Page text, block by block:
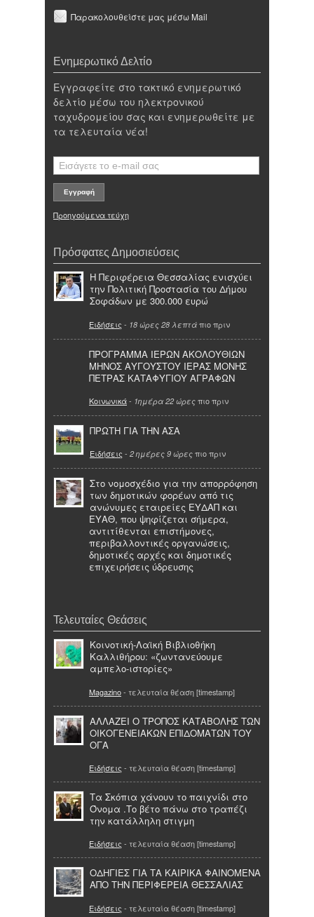
Παρακολουθείστε μας μέσω Mail
Ενημερωτικό Δελτίο
Εγγραφείτε στο τακτικό ενημερωτικό
δελτίο μέσω του ηλεκτρονικού
ταχυδρομείου σας και ενημερωθείτε με
τα τελευταία νέα!
Προηγούμενα τεύχη
Πρόσφατες Δημοσιεύσεις
Η Περιφέρεια Θεσσαλίας ενισχύει
την Πολιτική Προστασία του Δήμου
Σοφάδων με 300.000 ευρώ
Ειδήσεις - 18 ώρες 28 λεπτά πιο πριν
ΠΡΟΓΡΑΜΜΑ ΙΕΡΩΝ ΑΚΟΛΟΥΘΙΩΝ
ΜΗΝΟΣ ΑΥΓΟΥΣΤΟΥ ΙΕΡΑΣ ΜΟΝΗΣ
ΠΕΤΡΑΣ ΚΑΤΑΦΥΓΙΟΥ ΑΓΡΑΦΩΝ
Κοινωνικά- 1ημέρα 22 ώρες πιο πριν
ΠΡΩΤΗ ΓΙΑ ΤΗΝ ΑΣΑ
Ειδήσεις - 2 ημέρες 9 ώρες πιο πριν
Στο νομοσχέδιο για την απορρόφηση
των δημοτικών φορέων από τις
ανώνυμες εταιρείες ΕΥΔΑΠ και
ΕΥΑΘ, που ψηφίζεται σήμερα,
αντιτίθενται επιστήμονες,
περιβαλλοντικές οργανώσεις,
δημοτικές αρχές και δημοτικές
επιχειρήσεις ύδρευσης
Τελευταίες Θεάσεις
Κοινοτική-Λαϊκή Βιβλιοθήκη
Καλλιθήρου: «ζωντανεύουμε
αμπελο-ιστορίες»
Magazino- τελευταία θέαση [timestamp]
ΑΛΛΑΖΕΙ Ο ΤΡΟΠΟΣ ΚΑΤΑΒΟΛΗΣ ΤΩΝ
ΟΙΚΟΓΕΝΕΙΑΚΩΝ ΕΠΙΔΟΜΑΤΩΝ ΤΟΥ
ΟΓΑ
Ειδήσεις - τελευταία θέαση [timestamp]
Τα Σκόπια χάνουν το παιχνίδι στο
Όνομα .Το βέτο πάνω στο τραπέζι
την κατάλληλη στιγμη
Ειδήσεις - τελευταία θέαση [timestamp]
ΟΔΗΓΙΕΣ ΓΙΑ ΤΑ ΚΑΙΡΙΚΑ ΦΑΙΝΟΜΕΝΑ
ΑΠΟ ΤΗΝ ΠΕΡΙΦΕΡΕΙΑ ΘΕΣΣΑΛΙΑΣ
Ειδήσεις - τελευταία θέαση [timestamp]